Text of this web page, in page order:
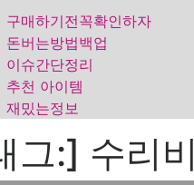
구매하기전꼭확인하자
돈버는방법백업
이슈간단정리
추천 아이템
재밌는정보
그:] 수리비